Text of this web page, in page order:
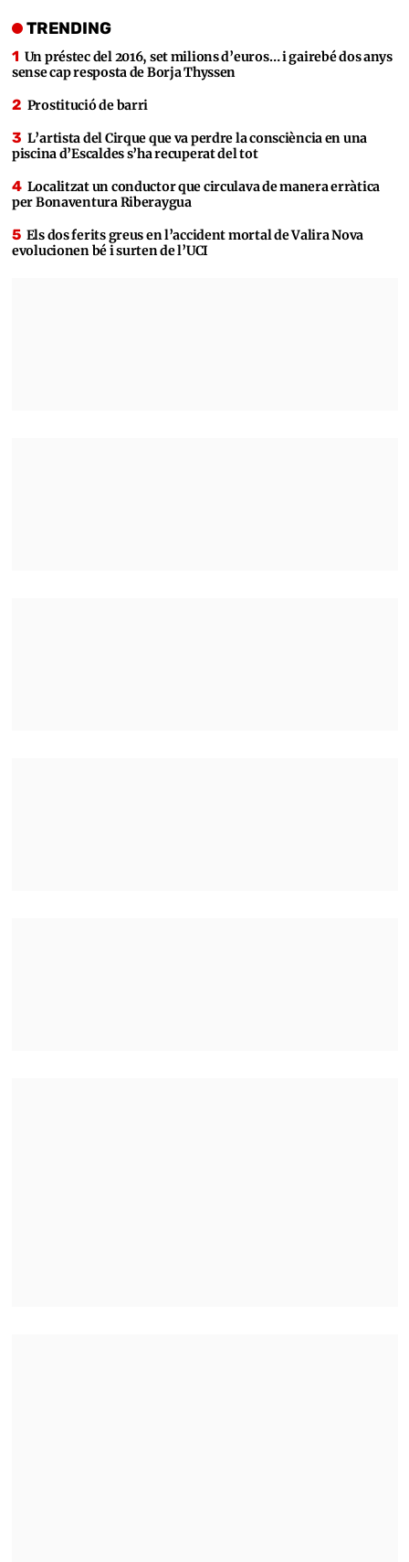
TRENDING
Un préstec del 2016, set milions d’euros… i gairebé dos anys
sense cap resposta de Borja Thyssen
Prostitució de barri
L’artista del Cirque que va perdre la consciència en una
piscina d’Escaldes s’ha recuperat del tot
Localitzat un conductor que circulava de manera erràtica
per Bonaventura Riberaygua
Els dos ferits greus en l’accident mortal de Valira Nova
evolucionen bé i surten de l’UCI